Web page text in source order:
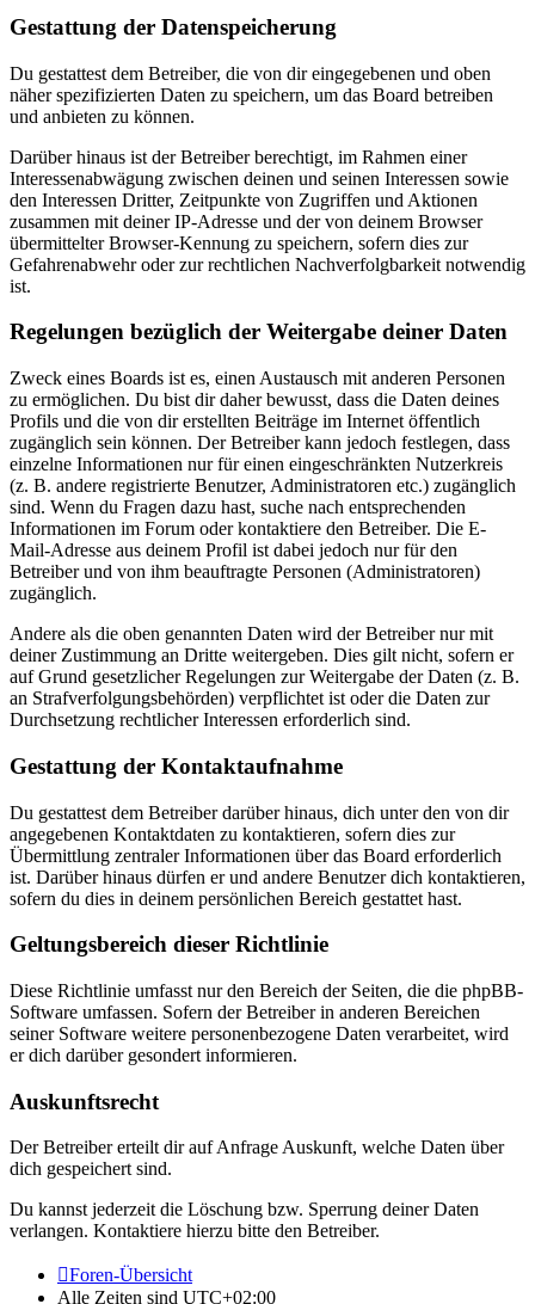
Gestattung der Datenspeicherung
Du gestattest dem Betreiber, die von dir eingegebenen und oben
näher spezifizierten Daten zu speichern, um das Board betreiben
und anbieten zu können.
Darüber hinaus ist der Betreiber berechtigt, im Rahmen einer
Interessenabwägung zwischen deinen und seinen Interessen sowie
den Interessen Dritter, Zeitpunkte von Zugriffen und Aktionen
zusammen mit deiner IP-Adresse und der von deinem Browser
übermittelter Browser-Kennung zu speichern, sofern dies zur
Gefahrenabwehr oder zur rechtlichen Nachverfolgbarkeit notwendig
ist.
Regelungen bezüglich der Weitergabe deiner Daten
Zweck eines Boards ist es, einen Austausch mit anderen Personen
zu ermöglichen. Du bist dir daher bewusst, dass die Daten deines
Profils und die von dir erstellten Beiträge im Internet öffentlich
zugänglich sein können. Der Betreiber kann jedoch festlegen, dass
einzelne Informationen nur für einen eingeschränkten Nutzerkreis
(z. B. andere registrierte Benutzer, Administratoren etc.) zugänglich
sind. Wenn du Fragen dazu hast, suche nach entsprechenden
Informationen im Forum oder kontaktiere den Betreiber. Die E-
Mail-Adresse aus deinem Profil ist dabei jedoch nur für den
Betreiber und von ihm beauftragte Personen (Administratoren)
zugänglich.
Andere als die oben genannten Daten wird der Betreiber nur mit
deiner Zustimmung an Dritte weitergeben. Dies gilt nicht, sofern er
auf Grund gesetzlicher Regelungen zur Weitergabe der Daten (z. B.
an Strafverfolgungsbehörden) verpflichtet ist oder die Daten zur
Durchsetzung rechtlicher Interessen erforderlich sind.
Gestattung der Kontaktaufnahme
Du gestattest dem Betreiber darüber hinaus, dich unter den von dir
angegebenen Kontaktdaten zu kontaktieren, sofern dies zur
Übermittlung zentraler Informationen über das Board erforderlich
ist. Darüber hinaus dürfen er und andere Benutzer dich kontaktieren,
sofern du dies in deinem persönlichen Bereich gestattet hast.
Geltungsbereich dieser Richtlinie
Diese Richtlinie umfasst nur den Bereich der Seiten, die die phpBB-
Software umfassen. Sofern der Betreiber in anderen Bereichen
seiner Software weitere personenbezogene Daten verarbeitet, wird
er dich darüber gesondert informieren.
Auskunftsrecht
Der Betreiber erteilt dir auf Anfrage Auskunft, welche Daten über
dich gespeichert sind.
Du kannst jederzeit die Löschung bzw. Sperrung deiner Daten
verlangen. Kontaktiere hierzu bitte den Betreiber.
Foren-Übersicht
Alle Zeiten sind UTC+02:00